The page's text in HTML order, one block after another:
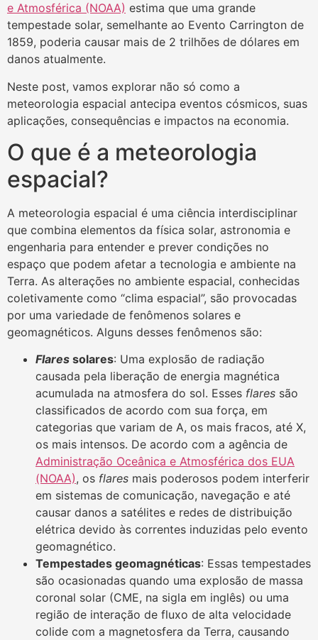
e Atmosférica (NOAA) estima que uma grande
tempestade solar, semelhante ao Evento Carrington de
1859, poderia causar mais de 2 trilhões de dólares em
danos atualmente.
Neste post, vamos explorar não só como a
meteorologia espacial antecipa eventos cósmicos, suas
aplicações, consequências e impactos na economia.
O que é a meteorologia
espacial?
A meteorologia espacial é uma ciência interdisciplinar
que combina elementos da física solar, astronomia e
engenharia para entender e prever condições no
espaço que podem afetar a tecnologia e ambiente na
Terra. As alterações no ambiente espacial, conhecidas
coletivamente como “clima espacial”, são provocadas
por uma variedade de fenômenos solares e
geomagnéticos. Alguns desses fenômenos são:
Flares solares: Uma explosão de radiação
causada pela liberação de energia magnética
acumulada na atmosfera do sol. Esses flares são
classificados de acordo com sua força, em
categorias que variam de A, os mais fracos, até X,
os mais intensos. De acordo com a agência de
Administração Oceânica e Atmosférica dos EUA
(NOAA), os flares mais poderosos podem interferir
em sistemas de comunicação, navegação e até
causar danos a satélites e redes de distribuição
elétrica devido às correntes induzidas pelo evento
geomagnético.
Tempestades geomagnéticas: Essas tempestades
são ocasionadas quando uma explosão de massa
coronal solar (CME, na sigla em inglês) ou uma
região de interação de fluxo de alta velocidade
colide com a magnetosfera da Terra, causando